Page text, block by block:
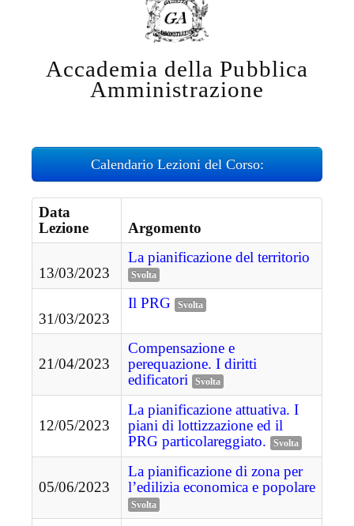
Accademia della Pubblica
Amministrazione
Calendario Lezioni del Corso:
Data
Lezione
Argomento
13/03/2023
La pianificazione del territorio
Svolta
31/03/2023
Il PRG Svolta
21/04/2023
Compensazione e
perequazione. I diritti
edificatori
Svolta
12/05/2023
La pianificazione attuativa. I
piani di lottizzazione ed il
PRG particolareggiato.
Svolta
05/06/2023
La pianificazione di zona per
l’edilizia economica e popolare
Svolta